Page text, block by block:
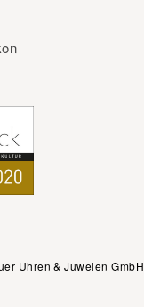
Uhren & Juwelen GmbH